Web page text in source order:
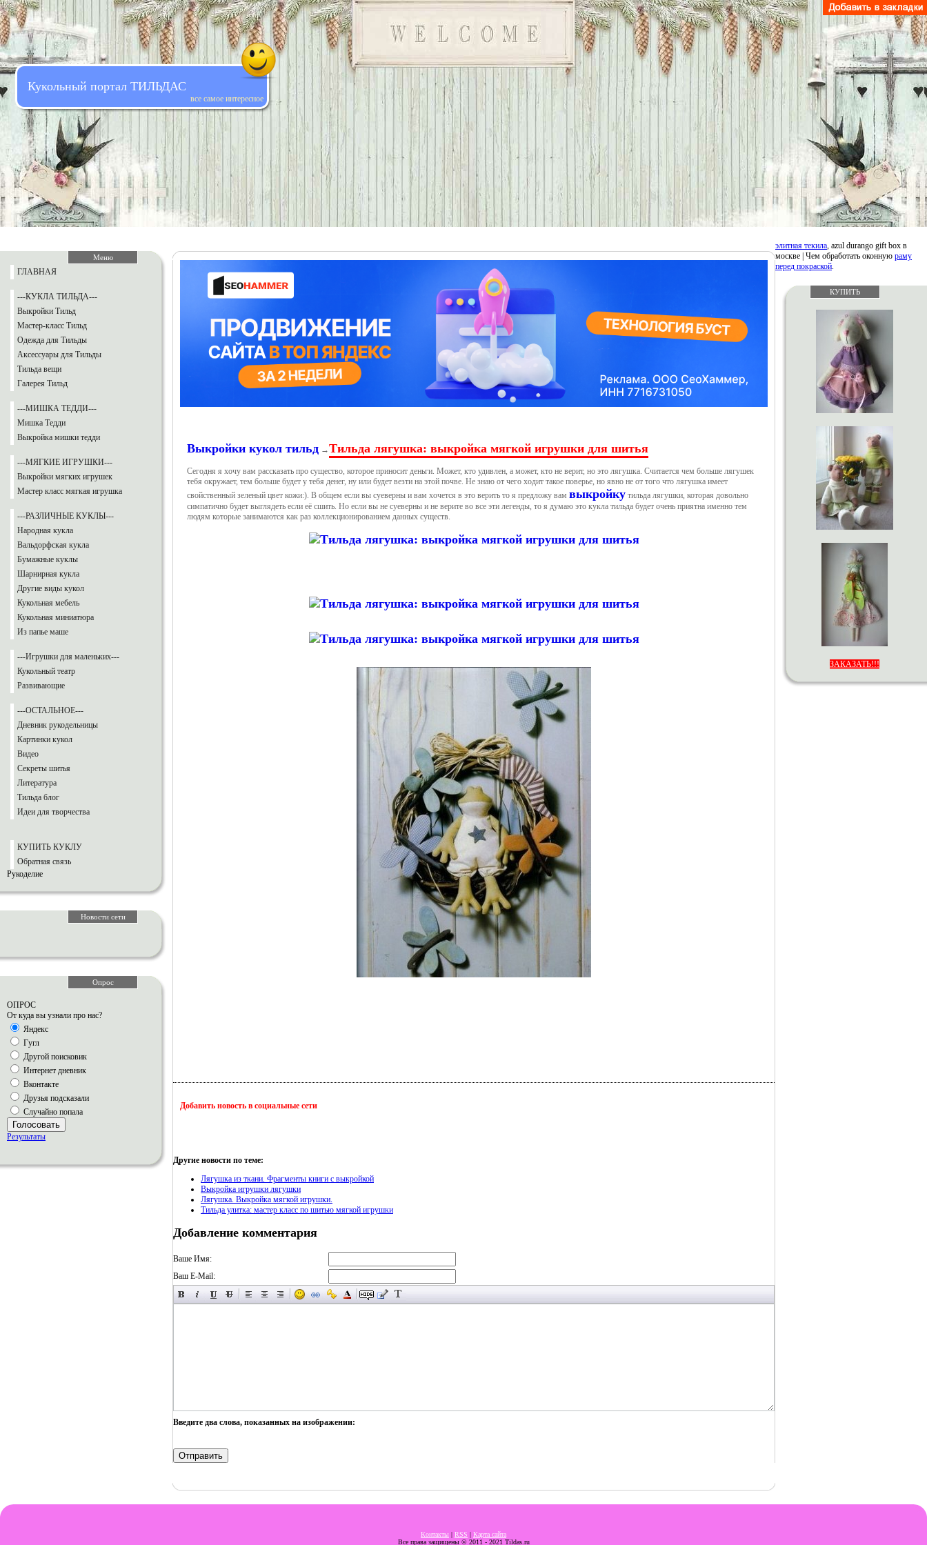
Кукольный портал ТИЛЬДАС
все самое интересное
Меню
ГЛАВНАЯ
---КУКЛА ТИЛЬДА---
Выкройки Тильд
Мастер-класс Тильд
Одежда для Тильды
Аксессуары для Тильды
Тильда вещи
Галерея Тильд
---МИШКА ТЕДДИ---
Мишка Тедди
Выкройка мишки тедди
---МЯГКИЕ ИГРУШКИ---
Выкройки мягких игрушек
Мастер класс мягкая игрушка
---РАЗЛИЧНЫЕ КУКЛЫ---
Народная кукла
Вальдорфская кукла
Бумажные куклы
Шарнирная кукла
Другие виды кукол
Кукольная мебель
Кукольная миниатюра
Из папье маше
---Игрушки для маленьких---
Кукольный театр
Развивающие
---ОСТАЛЬНОЕ---
Дневник рукодельницы
Картинки кукол
Видео
Секреты шитья
Литература
Тильда блог
Идеи для творчества
КУПИТЬ КУКЛУ
Обратная связь
Рукоделие
Новости сети
Опрос
ОПРОС
От куда вы узнали про нас?
Яндекс
Гугл
Другой поисковик
Интернет дневник
Вконтакте
Друзья подсказали
Случайно попала
Голосовать
Результаты
Выкройки кукол тильд →Тильда лягушка: выкройка мягкой игрушки для шитья
Сегодня я хочу вам рассказать про существо, которое приносит деньги. Может, кто удивлен, а может, кто не верит, но это лягушка. Считается чем больше лягушек
тебя окружает, тем больше будет у тебя денег, ну или будет везти на этой почве. Не знаю от чего ходит такое поверье, но явно не от того что лягушка имеет
свойственный зеленый цвет кожи:). В общем если вы суеверны и вам хочется в это верить то я предложу вам выкройку тильда лягушки, которая довольно
симпатично будет выглядеть если её сшить. Но если вы не суеверны и не верите во все эти легенды, то я думаю это кукла тильда будет очень приятна именно тем
людям которые занимаются как раз коллекционированием данных существ.
Добавить новость в социальные сети
Другие новости по теме:
Лягушка из ткани. Фрагменты книги с выкройкой
Выкройка игрушки лягушки
Лягушка. Выкройка мягкой игрушки.
Тильда улитка: мастер класс по шитью мягкой игрушки
Добавление комментария
Ваше Имя:
Ваш E-Mail:
Введите два слова, показанных на изображении:
элитная текила, azul durango gift box в
москве | Чем обработать оконную раму
перед покраской.
КУПИТЬ
ЗАКАЗАТЬ!!!
Контакты | RSS | Карта сайта
Все права защищены © 2011 - 2021 Tildas.ru